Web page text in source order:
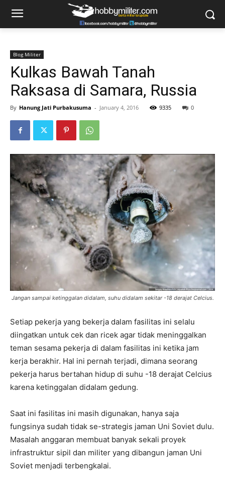
Blog Militer
Kulkas Bawah Tanah
Raksasa di Samara, Russia
By Hanung Jati Purbakusuma - January 4, 2016 9335 0
Jangan sampai ketinggalan didalam, suhu didalam sekitar -18 derajat Celcius.
Setiap pekerja yang bekerja dalam fasilitas ini selalu
diingatkan untuk cek dan ricek agar tidak meninggalkan
teman sesama pekerja di dalam fasilitas ini ketika jam
kerja berakhir. Hal ini pernah terjadi, dimana seorang
pekerja harus bertahan hidup di suhu -18 derajat Celcius
karena ketinggalan didalam gedung.
Saat ini fasilitas ini masih digunakan, hanya saja
fungsinya sudah tidak se-strategis jaman Uni Soviet dulu.
Masalah anggaran membuat banyak sekali proyek
infrastruktur sipil dan militer yang dibangun jaman Uni
Soviet menjadi terbengkalai.